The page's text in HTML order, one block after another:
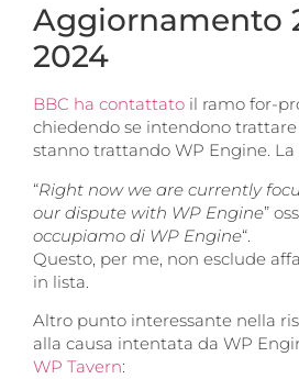
Aggiornamento
2024
BBC ha contattato il ramo for-
chiedendo se intendono
stanno trattando WP Engine. La
“Right now we are currently
our dispute with WP Engine”
occupiamo di WP Engine“.
Questo, per me, non esclude
in lista.
Altro punto interessante nella
alla causa intentata da WP
WP Tavern: